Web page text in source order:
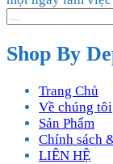
Shop By
Trang Chủ
Về chúng tôi
Sản Phẩm
Chính sách
LIÊN HỆ